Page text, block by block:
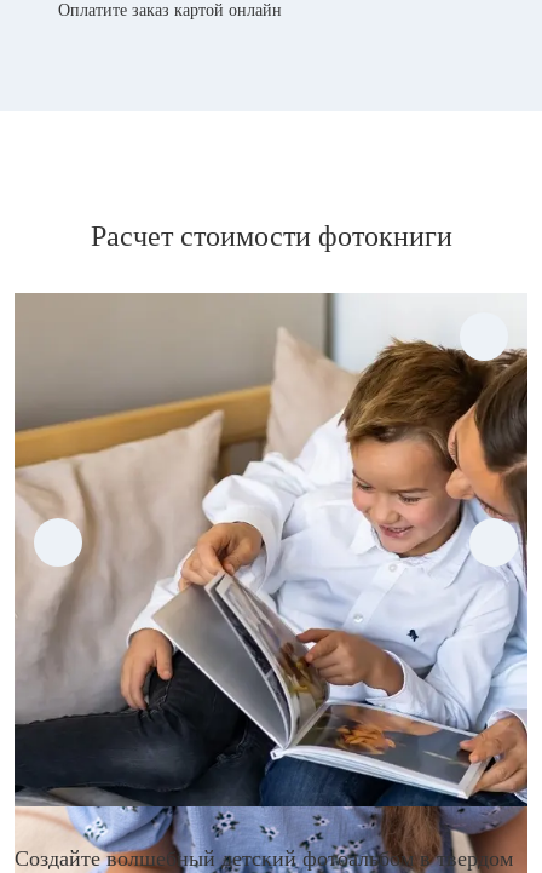
Оплатите заказ картой онлайн
Расчет стоимости фотокниги
Создайте волшебный детский фотоальбом в твердом